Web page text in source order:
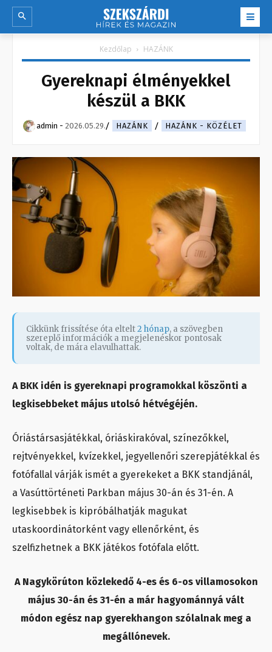
Kezdőlap HAZÁNK
Gyereknapi élményekkel
készül a BKK
admin - 2026.05.29. HAZÁNK HAZÁNK - KÖZÉLET
Cikkünk frissítése óta eltelt2 hónap, a szövegben
szereplő információk a megjelenéskor pontosak
voltak, de mára elavulhattak.
A BKK idén is gyereknapi programokkal köszönti a
legkisebbeket május utolsó hétvégéjén.
Óriástársasjátékkal, óriáskirakóval, színezőkkel,
rejtvényekkel, kvízekkel, jegyellenőri szerepjátékkal és
fotófallal várják ismét a gyerekeket a BKK standjánál,
a Vasúttörténeti Parkban május 30-án és 31-én. A
legkisebbek is kipróbálhatják magukat
utaskoordinátorként vagy ellenőrként, és
szelfizhetnek a BKK játékos fotófala előtt.
A Nagykörúton közlekedő 4-es és 6-os villamosokon
május 30-án és 31-én a már hagyománnyá vált
módon egész nap gyerekhangon szólalnak meg a
megállónevek.